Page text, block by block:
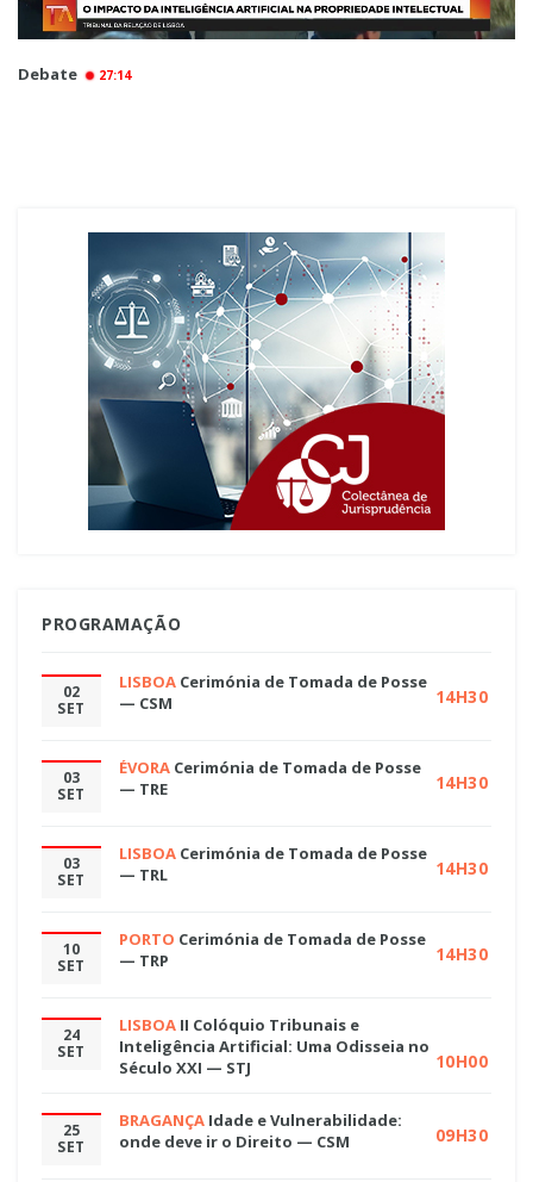
Debate 27:14
PROGRAMAÇÃO
02
SET
LISBOA Cerimónia de Tomada de Posse
— CSM
14H30
03
SET
ÉVORA Cerimónia de Tomada de Posse
— TRE
14H30
03
SET
LISBOA Cerimónia de Tomada de Posse
— TRL
14H30
10
SET
PORTO Cerimónia de Tomada de Posse
— TRP
14H30
24
SET
LISBOA II Colóquio Tribunais e
Inteligência Artificial: Uma Odisseia no
Século XXI — STJ
10H00
25
SET
BRAGANÇA Idade e Vulnerabilidade:
onde deve ir o Direito — CSM
09H30